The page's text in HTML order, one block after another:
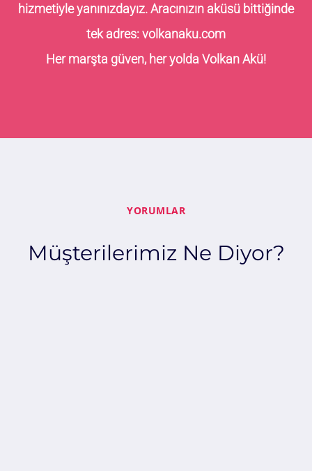
hizmetiyle yanınızdayız. Aracınızın aküsü bittiğinde
tek adres:volkanaku.com
Her marşta güven, her yolda Volkan Akü!
YORUMLAR
Müşterilerimiz Ne Diyor?